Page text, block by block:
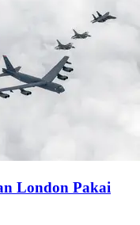
London Pakai